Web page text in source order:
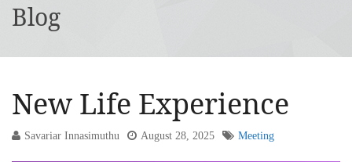
Blog
New Life Experience
Savariar Innasimuthu August 28, 2025 Meeting